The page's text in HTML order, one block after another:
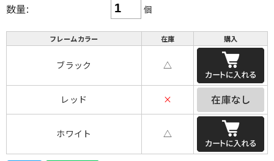
数量: 個
フレームカラー 在庫 購入
ブラック △
レッド ×
ホワイト △